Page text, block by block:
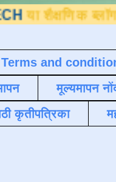
ब्लॉगवर आपले
Terms and
मूल्यमापन
कृतीपत्रिका